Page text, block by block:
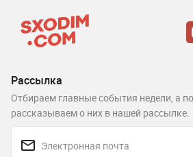
Рассылка
Отбираем главные события недели, а
рассказываем о них в нашей рассылке.